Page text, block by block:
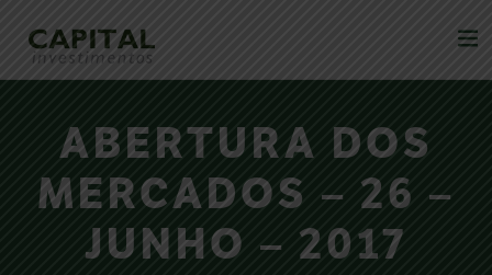
ABERTURA DOS
MERCADOS – 26 –
JUNHO – 2017